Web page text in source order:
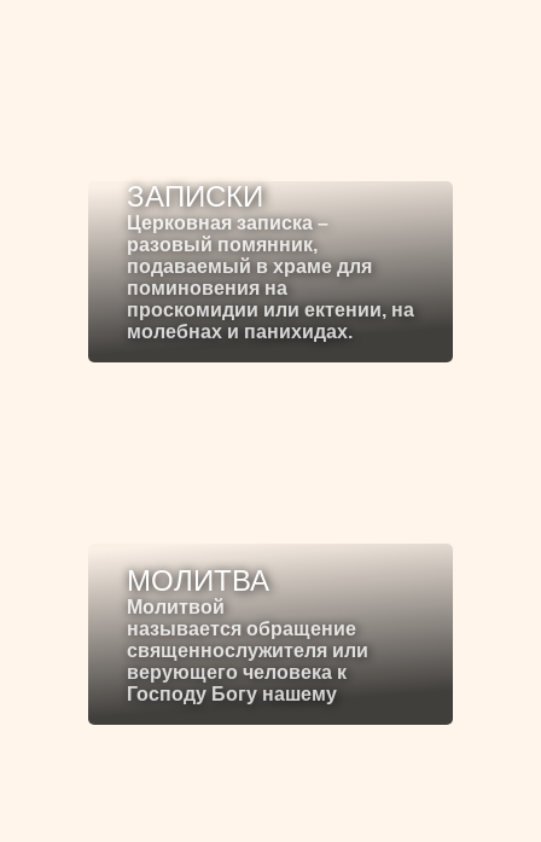
ЗАПИСКИ
Церковная записка –
разовый помянник,
подаваемый в храме для
поминовения на
проскомидии или ектении, на
молебнах и панихидах.
МОЛИТВА
Молитвой
называется обращение
священнослужителя или
верующего человека к
Господу Богу нашему